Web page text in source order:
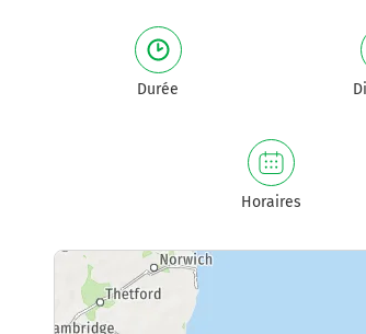
Durée
Horaires